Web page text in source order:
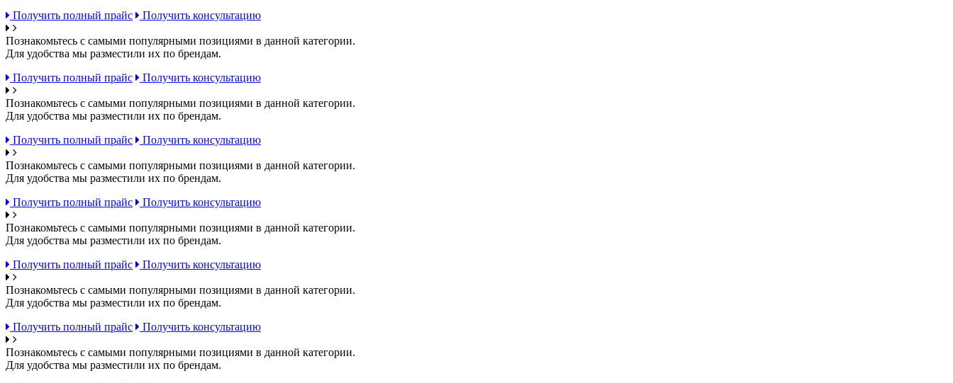
Получить полный прайс
Получить консультацию
Познакомьтесь с самыми популярными позициями в данной категории.
Для удобства мы разместили их по брендам.
Получить полный прайс
Получить консультацию
Познакомьтесь с самыми популярными позициями в данной категории.
Для удобства мы разместили их по брендам.
Получить полный прайс
Получить консультацию
Познакомьтесь с самыми популярными позициями в данной категории.
Для удобства мы разместили их по брендам.
Получить полный прайс
Получить консультацию
Познакомьтесь с самыми популярными позициями в данной категории.
Для удобства мы разместили их по брендам.
Получить полный прайс
Получить консультацию
Познакомьтесь с самыми популярными позициями в данной категории.
Для удобства мы разместили их по брендам.
Получить полный прайс
Получить консультацию
Познакомьтесь с самыми популярными позициями в данной категории.
Для удобства мы разместили их по брендам.